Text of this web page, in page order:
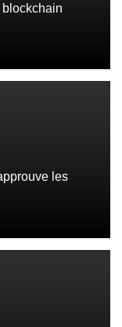
les